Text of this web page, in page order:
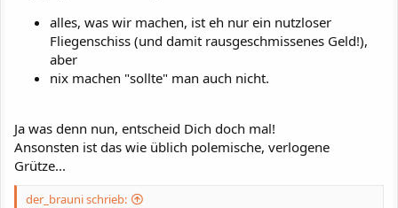
alles, was wir machen, ist eh nur ein nutzloser
Fliegenschiss (und damit rausgeschmissenes Geld!),
aber
nix machen "sollte" man auch nicht.
Ja was denn nun, entscheid Dich doch mal!
Ansonsten ist das wie üblich polemische, verlogene
Grütze...
der_brauni schrieb: